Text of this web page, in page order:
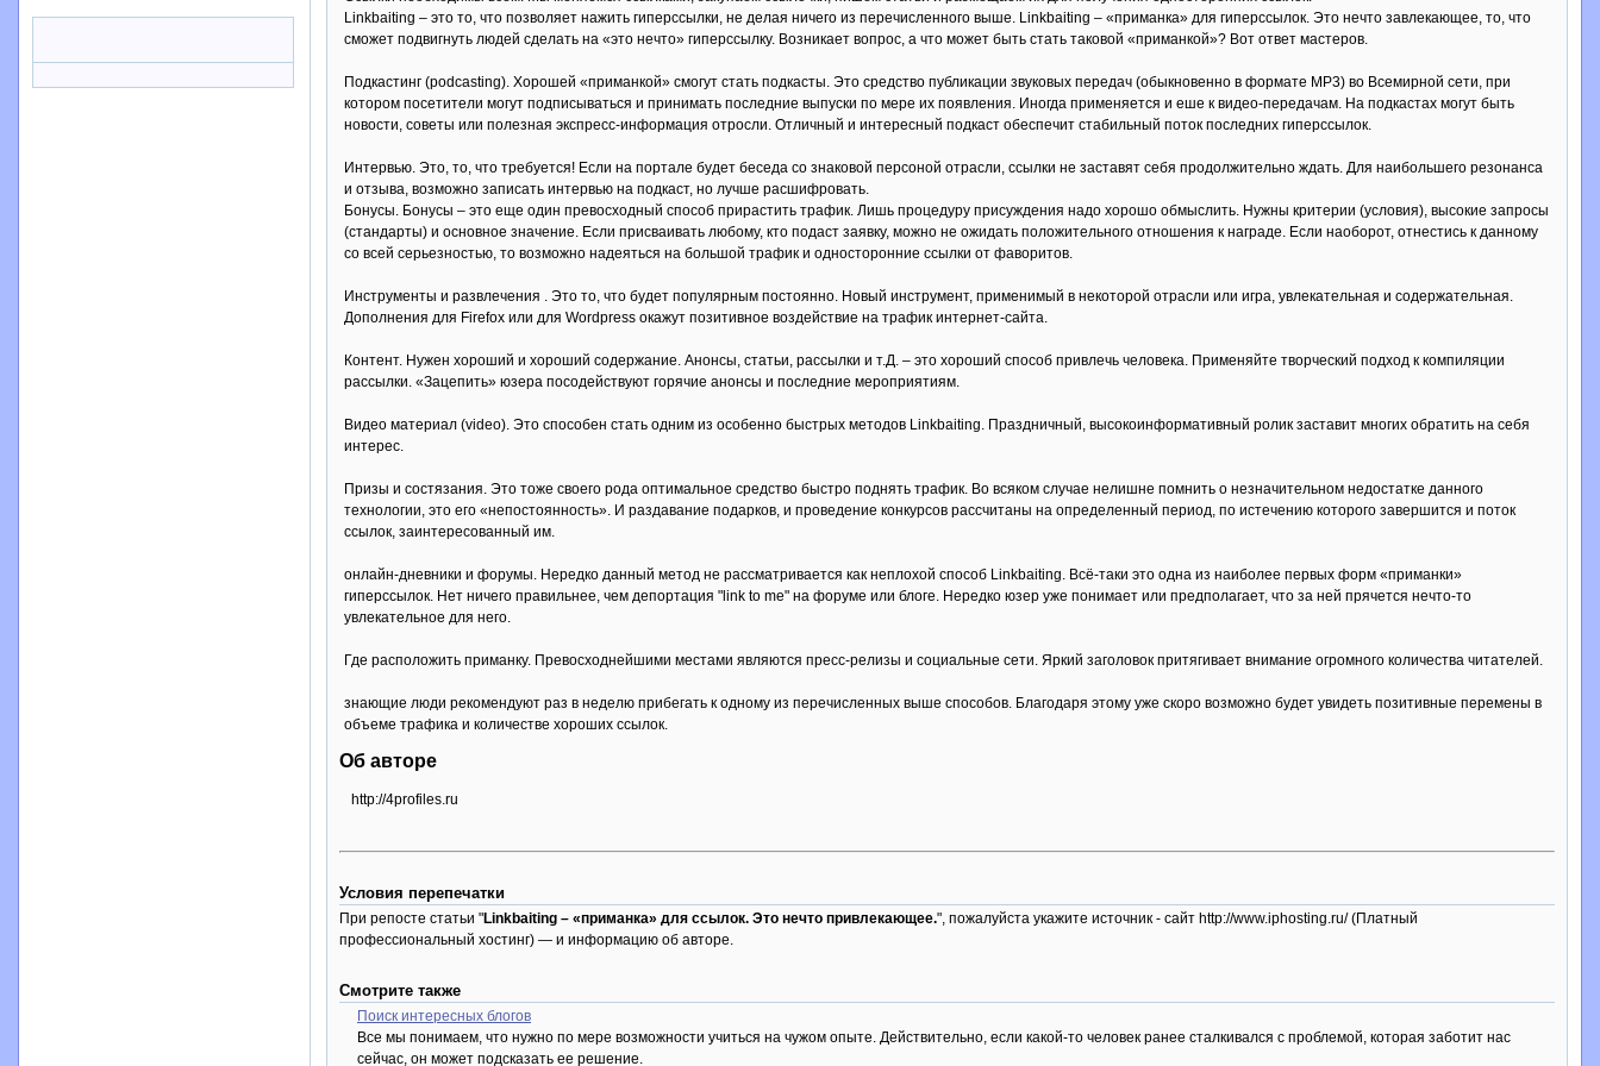
Linkbaiting – это то, что позволяет нажить гиперссылки, не делая ничего из перечисленного выше. Linkbaiting – «приманка» для гиперссылок. Это нечто завлекающее, то, что
сможет подвигнуть людей сделать на «это нечто» гиперссылку. Возникает вопрос, а что может быть стать таковой «приманкой»? Вот ответ мастеров.
Подкастинг (podcasting). Хорошей «приманкой» смогут стать подкасты. Это средство публикации звуковых передач (обыкновенно в формате MP3) во Всемирной сети, при
котором посетители могут подписываться и принимать последние выпуски по мере их появления. Иногда применяется и еше к видео-передачам. На подкастах могут быть
новости, советы или полезная экспресс-информация отросли. Отличный и интересный подкаст обеспечит стабильный поток последних гиперссылок.
Интервью. Это, то, что требуется! Если на портале будет беседа со знаковой персоной отрасли, ссылки не заставят себя продолжительно ждать. Для наибольшего резонанса
и отзыва, возможно записать интервью на подкаст, но лучше расшифровать.
Бонусы. Бонусы – это еще один превосходный способ прирастить трафик. Лишь процедуру присуждения надо хорошо обмыслить. Нужны критерии (условия), высокие запросы
(стандарты) и основное значение. Если присваивать любому, кто подаст заявку, можно не ожидать положительного отношения к награде. Если наоборот, отнестись к данному
со всей серьезностью, то возможно надеяться на большой трафик и односторонние ссылки от фаворитов.
Инструменты и развлечения . Это то, что будет популярным постоянно. Новый инструмент, применимый в некоторой отрасли или игра, увлекательная и содержательная.
Дополнения для Firefox или для Wordpress окажут позитивное воздействие на трафик интернет-сайта.
Контент. Нужен хороший и хороший содержание. Анонсы, статьи, рассылки и т.Д. – это хороший способ привлечь человека. Применяйте творческий подход к компиляции
рассылки. «Зацепить» юзера посодействуют горячие анонсы и последние мероприятиям.
Видео материал (video). Это способен стать одним из особенно быстрых методов Linkbaiting. Праздничный, высокоинформативный ролик заставит многих обратить на себя
интерес.
Призы и состязания. Это тоже своего рода оптимальное средство быстро поднять трафик. Во всяком случае нелишне помнить о незначительном недостатке данного
технологии, это его «непостоянность». И раздавание подарков, и проведение конкурсов рассчитаны на определенный период, по истечению которого завершится и поток
ссылок, заинтересованный им.
онлайн-дневники и форумы. Нередко данный метод не рассматривается как неплохой способ Linkbaiting. Всё-таки это одна из наиболее первых форм «приманки»
гиперссылок. Нет ничего правильнее, чем депортация "link to me" на форуме или блоге. Нередко юзер уже понимает или предполагает, что за ней прячется нечто-то
увлекательное для него.
Где расположить приманку. Превосходнейшими местами являются пресс-релизы и социальные сети. Яркий заголовок притягивает внимание огромного количества читателей.
знающие люди рекомендуют раз в неделю прибегать к одному из перечисленных выше способов. Благодаря этому уже скоро возможно будет увидеть позитивные перемены в
объеме трафика и количестве хороших ссылок.
Об авторе
http://4profiles.ru
Условия перепечатки
При репосте статьи "Linkbaiting – «приманка» для ссылок. Это нечто привлекающее.", пожалуйста укажите источник - сайт http://www.iphosting.ru/ (Платный
профессиональный хостинг) — и информацию об авторе.
Смотрите также
Поиск интересных блогов
Все мы понимаем, что нужно по мере возможности учиться на чужом опыте. Действительно, если какой-то человек ранее сталкивался с проблемой, которая заботит нас
сейчас, он может подсказать ее решение.